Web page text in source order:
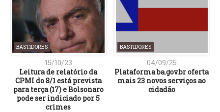
BASTIDORES
15/10/23
Leitura de relatório da
CPMI do 8/1 está prevista
para terça (17) e Bolsonaro
pode ser indiciado por 5
crimes
BASTIDORES
04/09/25
Plataforma ba.gov.br oferta
mais 23 novos serviços ao
cidadão